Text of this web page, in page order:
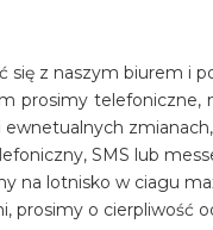
się z naszym biurem i
prosimy telefoniczne,
ewnetualnych
SMS lub
na lotnisko w ciagu
prosimy o cierpliwość